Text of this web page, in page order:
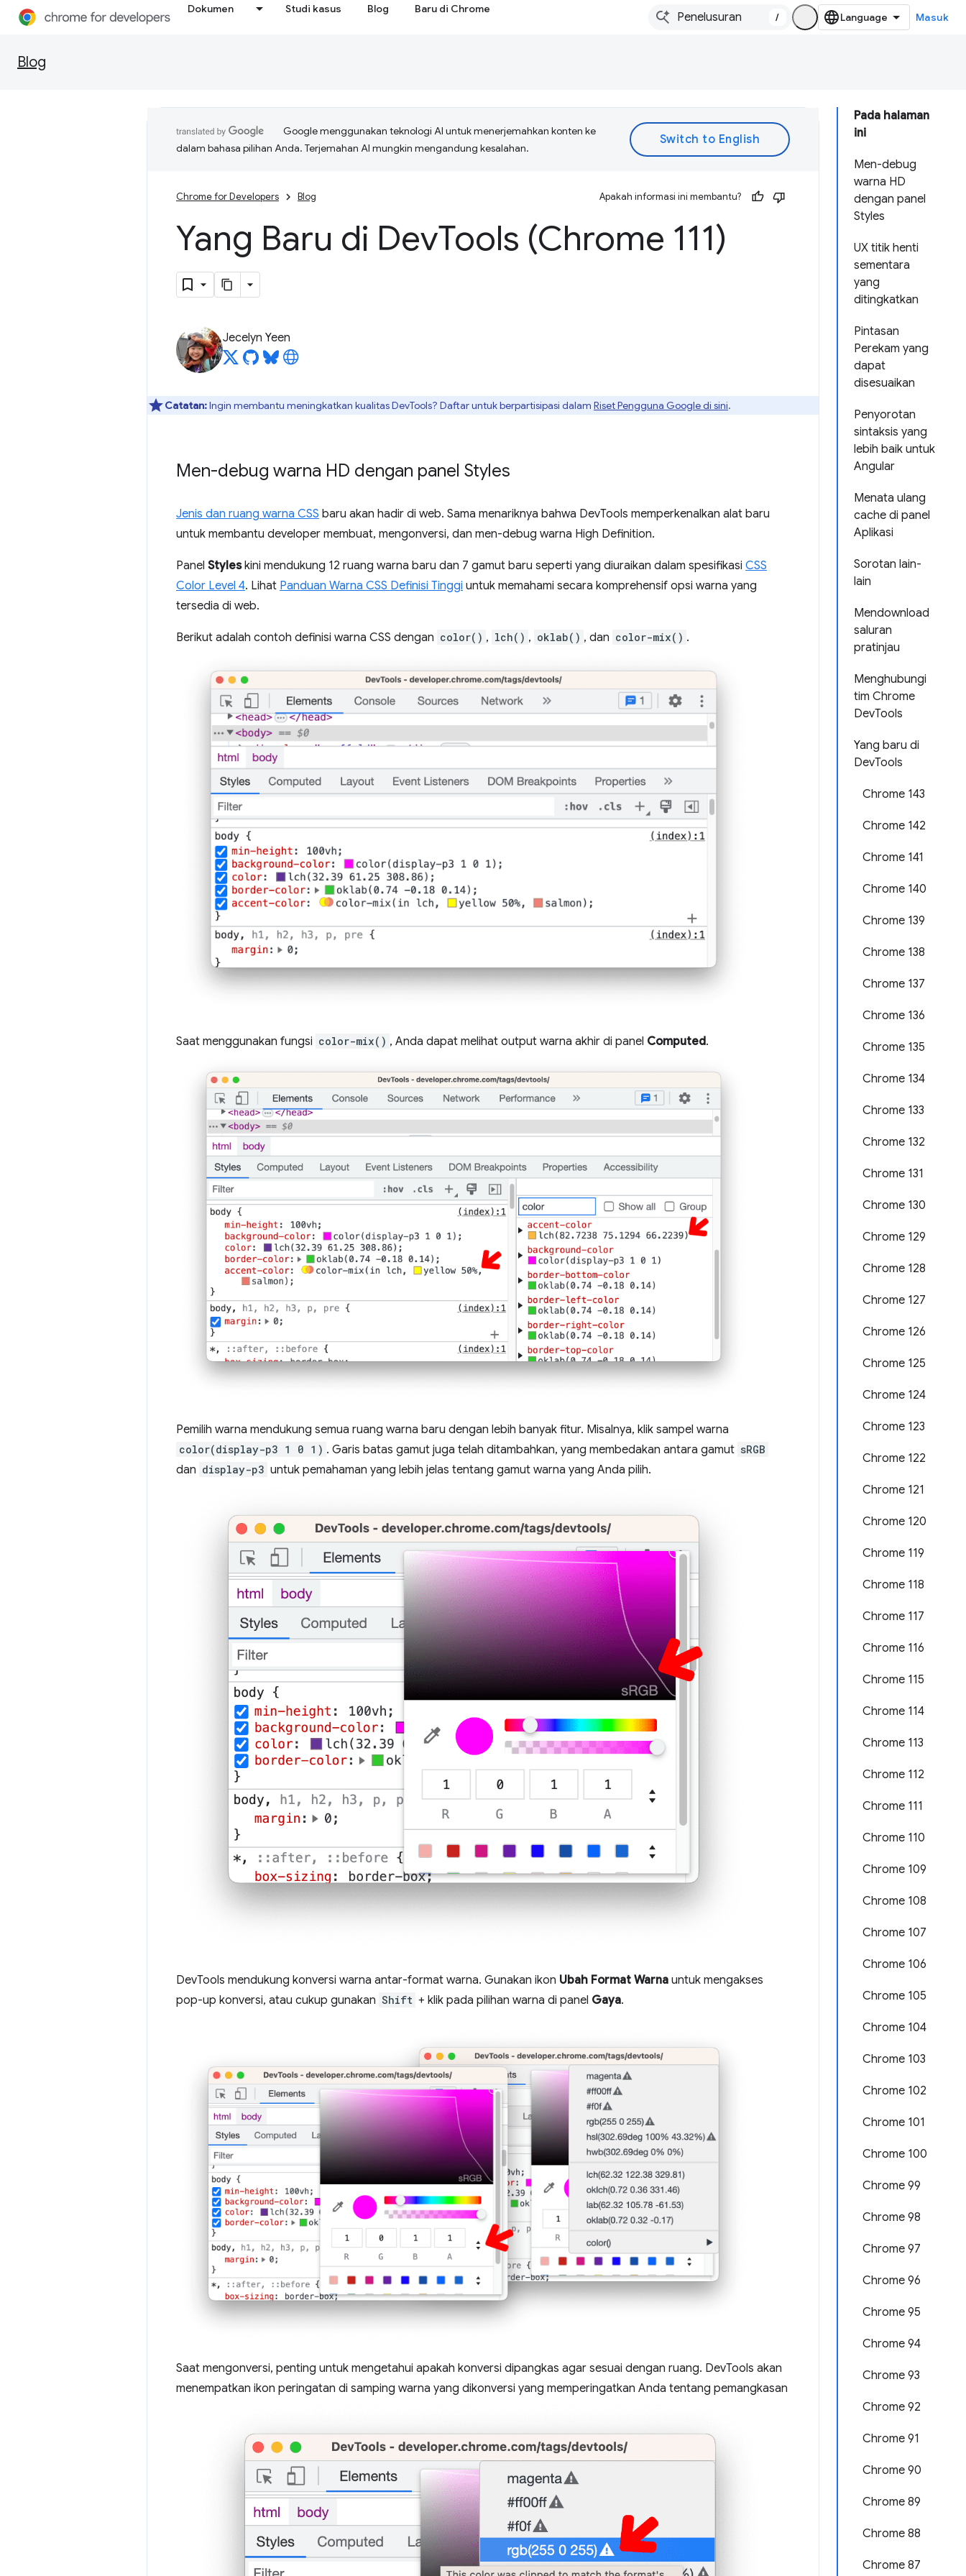
Dokumen Studi kasus Blog Baru di Chrome
/ Masuk
Blog
Pada halaman
ini
Men-debug
warna HD
dengan panel
Styles
UX titik henti
sementara
yang
ditingkatkan
Pintasan
Perekam yang
dapat
disesuaikan
Penyorotan
sintaksis yang
lebih baik untuk
Angular
Menata ulang
cache di panel
Aplikasi
Sorotan lain-
lain
Mendownload
saluran
pratinjau
Menghubungi
tim Chrome
DevTools
Yang baru di
DevTools
Chrome 143
Chrome 142
Chrome 141
Chrome 140
Chrome 139
Chrome 138
Chrome 137
Chrome 136
Chrome 135
Chrome 134
Chrome 133
Chrome 132
Chrome 131
Chrome 130
Chrome 129
Chrome 128
Chrome 127
Chrome 126
Chrome 125
Chrome 124
Chrome 123
Chrome 122
Chrome 121
Chrome 120
Chrome 119
Chrome 118
Chrome 117
Chrome 116
Chrome 115
Chrome 114
Chrome 113
Chrome 112
Chrome 111
Chrome 110
Chrome 109
Chrome 108
Chrome 107
Chrome 106
Chrome 105
Chrome 104
Chrome 103
Chrome 102
Chrome 101
Chrome 100
Chrome 99
Chrome 98
Chrome 97
Chrome 96
Chrome 95
Chrome 94
Chrome 93
Chrome 92
Chrome 91
Chrome 90
Chrome 89
Chrome 88
Chrome 87
Google menggunakan teknologi AI untuk menerjemahkan konten ke
dalam bahasa pilihan Anda. Terjemahan AI mungkin mengandung kesalahan.
Chrome for Developers Blog Apakah informasi ini membantu?
Yang Baru di DevTools (Chrome 111)
Jecelyn Yeen
Catatan:Ingin membantu meningkatkan kualitas DevTools? Daftar untuk berpartisipasi dalam Riset Pengguna Google di sini.
Men-debug warna HD dengan panel Styles
Jenis dan ruang warna CSS baru akan hadir di web. Sama menariknya bahwa DevTools memperkenalkan alat baru
untuk membantu developer membuat, mengonversi, dan men-debug warna High Definition.
Panel Styleskini mendukung 12 ruang warna baru dan 7 gamut baru seperti yang diuraikan dalam spesifikasi CSS
Color Level 4. Lihat Panduan Warna CSS Definisi Tinggi untuk memahami secara komprehensif opsi warna yang
tersedia di web.
Berikut adalah contoh definisi warna CSS dengan color() , lch() , oklab() , dan color-mix() .
Saat menggunakan fungsi color-mix() , Anda dapat melihat output warna akhir di panel Computed.
Pemilih warna mendukung semua ruang warna baru dengan lebih banyak fitur. Misalnya, klik sampel warna
color(display-p3 1 0 1) . Garis batas gamut juga telah ditambahkan, yang membedakan antara gamut sRGB
dan display-p3 untuk pemahaman yang lebih jelas tentang gamut warna yang Anda pilih.
DevTools mendukung konversi warna antar-format warna. Gunakan ikon Ubah Format Warna untuk mengakses
pop-up konversi, atau cukup gunakan Shift + klik pada pilihan warna di panel Gaya.
Saat mengonversi, penting untuk mengetahui apakah konversi dipangkas agar sesuai dengan ruang. DevTools akan
menempatkan ikon peringatan di samping warna yang dikonversi yang memperingatkan Anda tentang pemangkasan